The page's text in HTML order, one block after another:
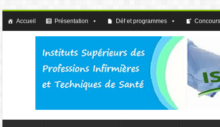
Accueil Présentation Déf et programmes